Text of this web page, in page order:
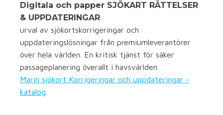
Digitala och papper SJÖKART RÄTTELSER
& UPPDATERINGAR
urval av sjökortskorrigeringar och
uppdateringslösningar från premiumleverantörer
över hela världen. En kritisk tjänst för säker
passageplanering överallt i havsvärlden
Marin sjökort Korrigeringar och uppdateringar -
katalog